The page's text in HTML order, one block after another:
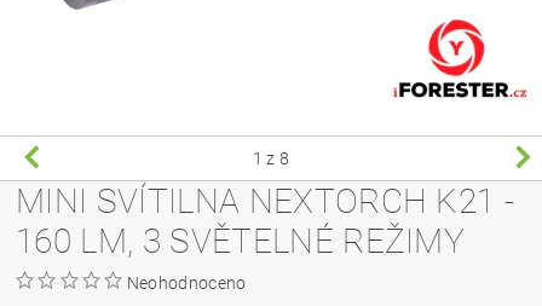
1 z 8
MINI SVÍTILNA NEXTORCH K21 -
160 LM, 3 SVĚTELNÉ REŽIMY
Neohodnoceno